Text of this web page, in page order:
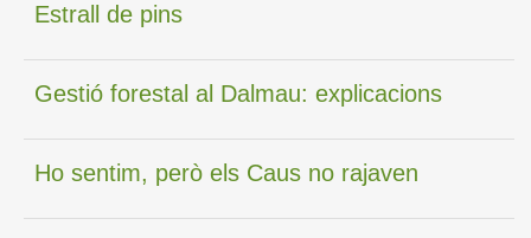
Estrall de pins
Gestió forestal al Dalmau: explicacions
Ho sentim, però els Caus no rajaven